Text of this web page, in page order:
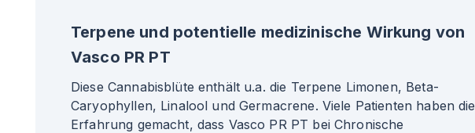
Terpene und potentielle medizinische Wirkung von
Vasco PR PT
Diese Cannabisblüte enthält u.a. die Terpene Limonen, Beta-
Caryophyllen, Linalool und Germacrene. Viele Patienten haben die
Erfahrung gemacht, dass Vasco PR PT bei Chronische